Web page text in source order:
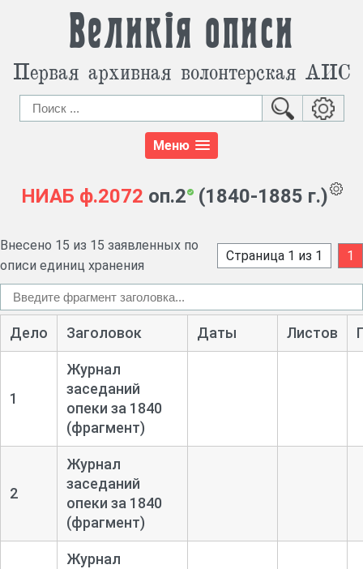
Великія описи
Первая архивная волонтерская АИС
Меню
НИАБ ф.2072 оп.2 (1840-1885 г.)
Внесено 15 из 15 заявленных по
описи единиц хранения
Страница 1 из 1 1
Дело Заголовок Даты Листов
1
Журнал
заседаний
опеки за 1840
(фрагмент)
2
Журнал
заседаний
опеки за 1840
(фрагмент)
Журнал